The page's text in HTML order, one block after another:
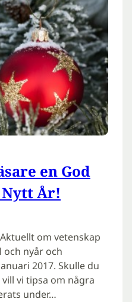
en God
År!
om vetenskap
och nyår och
2017. Skulle du
vi tipsa om några
under…